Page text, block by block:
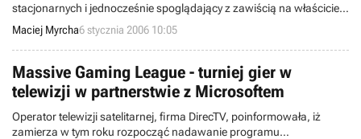
stacjonarnych i jednocześnie spoglądający z zawiścią na właścicieli
PSP zagrywających się w Grand Theft Auto: Liberty City Stories,
mogą porzucić swoje nienawistne uczucia. Przedstawiciele firmy
Take-Two poinformowali, iż LCS zagości również na konsolach
obecnej generacji.
Maciej Myrcha6 stycznia 2006 10:05
Massive Gaming League - turniej gier w
telewizji w partnerstwie z Microsoftem
Operator telewizji satelitarnej, firma DirecTV, poinformowała, iż
zamierza w tym roku rozpocząć nadawanie programu